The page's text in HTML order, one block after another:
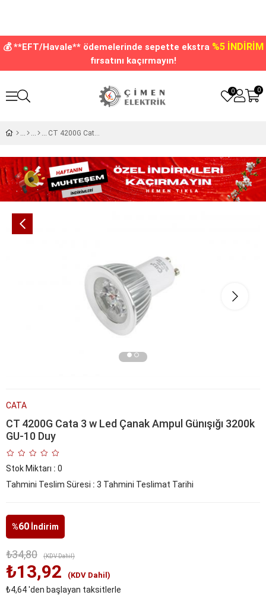
💰 **EFT/Havale** ödemelerinde sepette ekstra %5 İNDİRİM
fırsatını kaçırmayın!
0
0
CT 4200G Cata 3 w Led Çanak Ampul Günışığı 3200k GU-10 Duy
CATA
CT 4200G Cata 3 w Led Çanak Ampul Günışığı 3200k
GU-10 Duy
Stok Miktarı : 0
Tahmini Teslim Süresi : 3 Tahmini Teslimat Tarihi
%60 İndirim
₺34,80 (KDV Dahil)
₺13,92 (KDV Dahil)
₺4,64'den başlayan taksitlerle